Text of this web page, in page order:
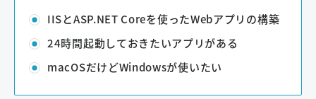
IISとASP.NET Coreを使ったWebアプリの構築
24時間起動しておきたいアプリがある
macOSだけどWindowsが使いたい